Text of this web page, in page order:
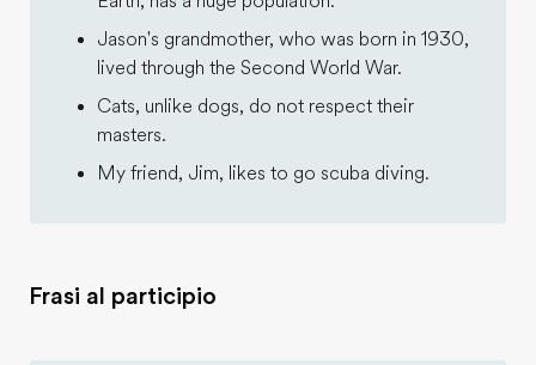
Jason's grandmother, who was born in 1930,
lived through the Second World War.
Cats, unlike dogs, do not respect their
masters.
My friend, Jim, likes to go scuba diving.
Frasi al participio